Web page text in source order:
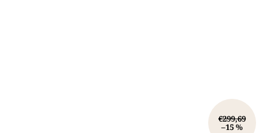
€299,69
–15 %